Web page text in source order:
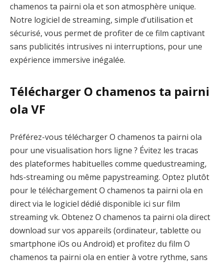
chamenos ta pairni ola et son atmosphère unique.
Notre logiciel de streaming, simple d’utilisation et
sécurisé, vous permet de profiter de ce film captivant
sans publicités intrusives ni interruptions, pour une
expérience immersive inégalée.
Télécharger O chamenos ta pairni
ola VF
Préférez-vous télécharger O chamenos ta pairni ola
pour une visualisation hors ligne ? Évitez les tracas
des plateformes habituelles comme quedustreaming,
hds-streaming ou même papystreaming. Optez plutôt
pour le téléchargement O chamenos ta pairni ola en
direct via le logiciel dédié disponible ici sur film
streaming vk. Obtenez O chamenos ta pairni ola direct
download sur vos appareils (ordinateur, tablette ou
smartphone iOs ou Android) et profitez du film O
chamenos ta pairni ola en entier à votre rythme, sans